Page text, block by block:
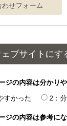
ブサイトに
ジの内容は分かり
すかった
2：
ジの内容は参考に